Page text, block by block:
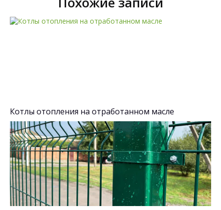
Котлы отопления на отработанном масле